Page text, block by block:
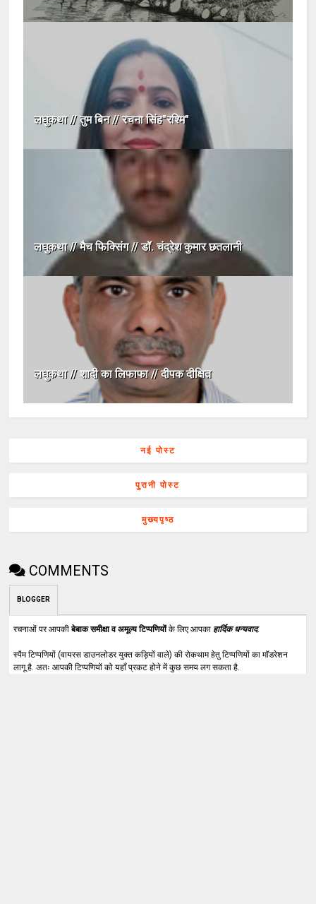
लघुकथा // तुम बिन // रचना सिंह"रश्मि"
लघुकथा // मैच फिक्सिंग // डॉ. चंद्रेश कुमार छतलानी
लघुकथा // शादी का लिफाफा // दीपक दीक्षित
नई पोस्ट
पुरानी पोस्ट
मुख्यपृष्ठ
COMMENTS
BLOGGER
रचनाओं पर आपकीबेबाक समीक्षा व अमूल्य टिप्पणियोंके लिए आपका हार्दिक धन्यवाद.
स्पैम टिप्पणियों (वायरस डाउनलोडर युक्त कड़ियों वाले) की रोकथाम हेतु टिप्पणियों का मॉडरेशन
लागू है. अतः आपकी टिप्पणियों को यहाँ प्रकट होने में कुछ समय लग सकता है.